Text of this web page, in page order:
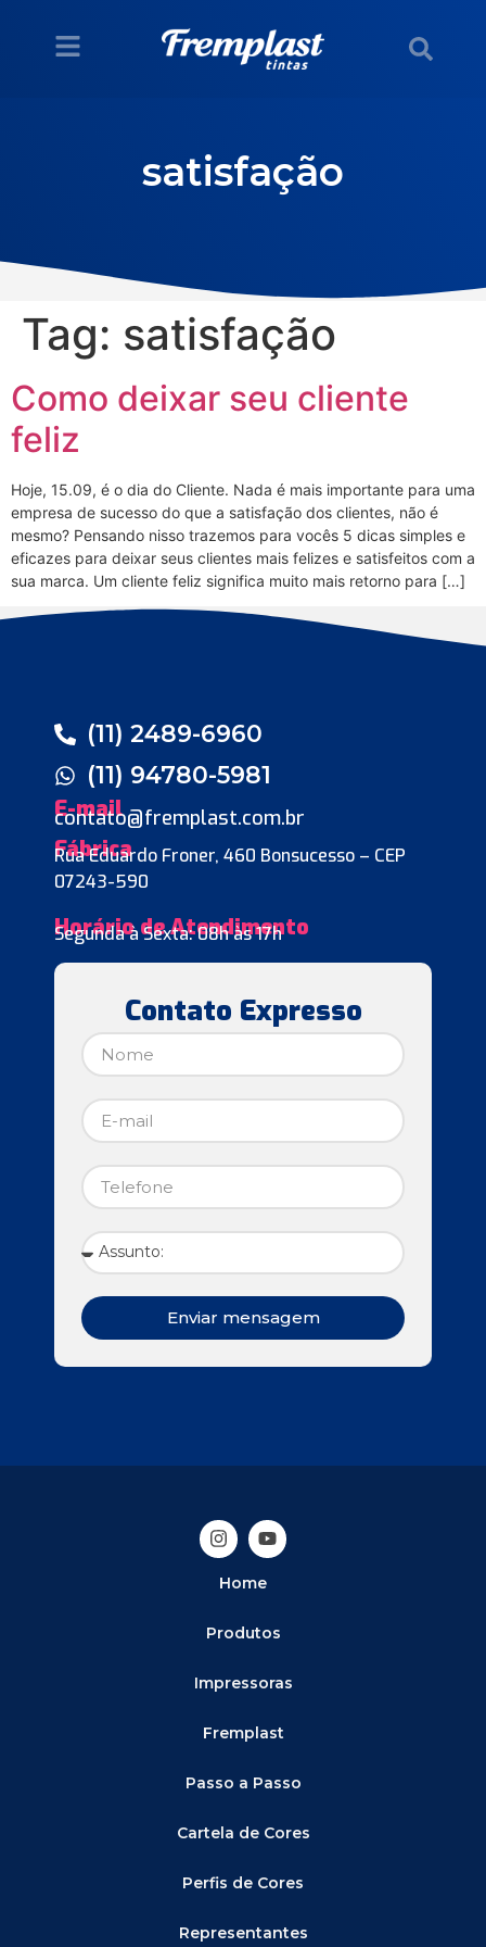
satisfação
Tag: satisfação
Como deixar seu cliente
feliz
Hoje, 15.09, é o dia do Cliente. Nada é mais importante para uma
empresa de sucesso do que a satisfação dos clientes, não é
mesmo? Pensando nisso trazemos para vocês 5 dicas simples e
eficazes para deixar seus clientes mais felizes e satisfeitos com a
sua marca. Um cliente feliz significa muito mais retorno para […]
(11) 2489-6960
(11) 94780-5981
E-mail
contato@fremplast.com.br
Fábrica
Rua Eduardo Froner, 460 Bonsucesso – CEP
07243-590
Horário de Atendimento
Segunda à Sexta: 08h às 17h
Contato Expresso
Enviar mensagem
Home
Produtos
Impressoras
Fremplast
Passo a Passo
Cartela de Cores
Perfis de Cores
Representantes